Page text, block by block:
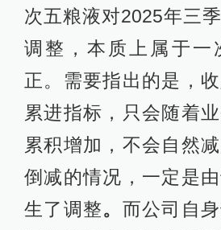
次五粮液对2025年三
调整，本质上属于一
正。需要指出的是，
累进指标，只会随着
累积增加，不会自然
倒减的情况，一定是
生了调整。 而公司自